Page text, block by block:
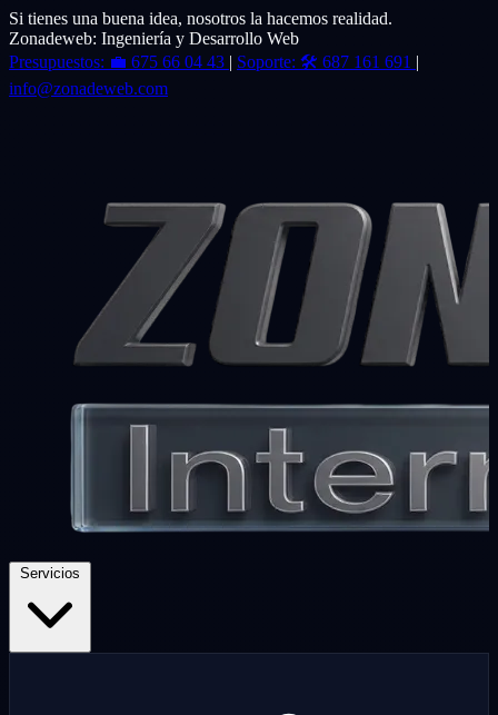
Si tienes una buena idea, nosotros la hacemos realidad.
Zonadeweb: Ingeniería y Desarrollo Web
Presupuestos: 💼 675 66 04 43 | Soporte: 🛠️ 687 161 691 |
info@zonadeweb.com